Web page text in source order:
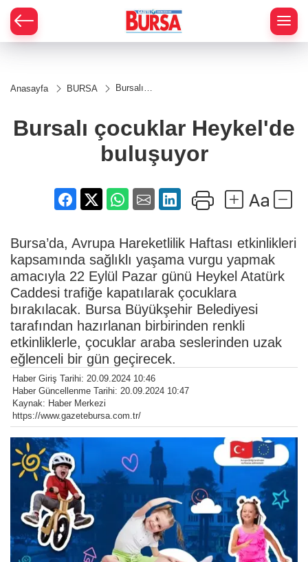
Anasayfa BURSA
Bursalı
buluşuyor
Bursalı çocuklar Heykel'de
buluşuyor
Bursa’da, Avrupa Hareketlilik Haftası etkinlikleri
kapsamında sağlıklı yaşama vurgu yapmak
amacıyla 22 Eylül Pazar günü Heykel Atatürk
Caddesi trafiğe kapatılarak çocuklara
bırakılacak. Bursa Büyükşehir Belediyesi
tarafından hazırlanan birbirinden renkli
etkinliklerle, çocuklar araba seslerinden uzak
eğlenceli bir gün geçirecek.
Haber Giriş Tarihi: 20.09.2024 10:46
Haber Güncellenme Tarihi: 20.09.2024 10:47
Kaynak: Haber Merkezi
https://www.gazetebursa.com.tr/